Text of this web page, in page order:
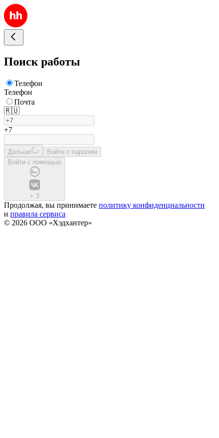
Поиск работы
Телефон
Телефон
Почта
🇷🇺
+7
Дальше
Войти с паролем
Войти с помощью
+ 3
Продолжая, вы принимаете политику конфиденциальности
и правила сервиса
© 2026 ООО «Хэдхантер»